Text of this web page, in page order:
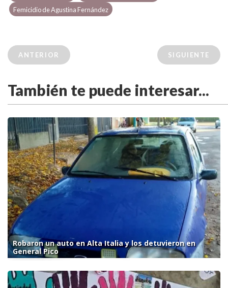
Femicidio de Agustina Fernández
ANTERIOR SIGUIENTE
También te puede interesar...
Robaron un auto en Alta Italia y los detuvieron en
General Pico